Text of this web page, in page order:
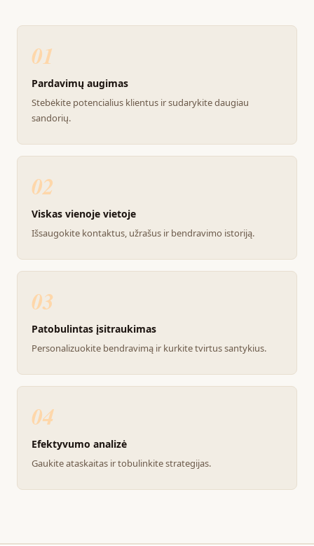
01
Pardavimų augimas
Stebėkite potencialius klientus ir sudarykite daugiau
sandorių.
02
Viskas vienoje vietoje
Išsaugokite kontaktus, užrašus ir bendravimo istoriją.
03
Patobulintas įsitraukimas
Personalizuokite bendravimą ir kurkite tvirtus santykius.
04
Efektyvumo analizė
Gaukite ataskaitas ir tobulinkite strategijas.